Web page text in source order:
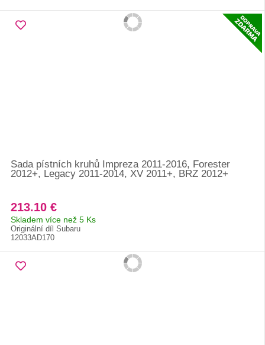
Sada pístních kruhů Impreza 2011-2016, Forester
2012+, Legacy 2011-2014, XV 2011+, BRZ 2012+
213.10 €
Skladem více než 5 Ks
Originální díl Subaru
12033AD170